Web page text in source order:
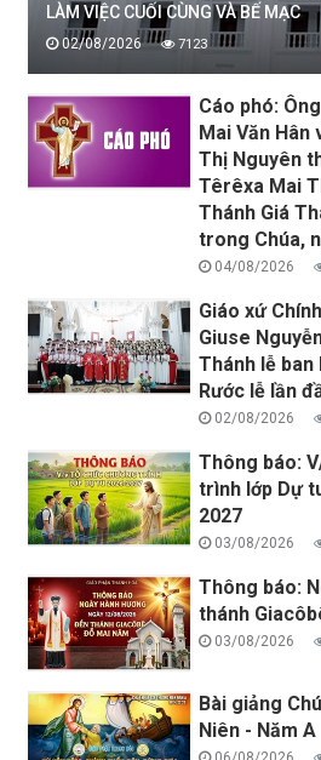
LÀM VIỆC CUỐI CÙNG VÀ BẾ MẠC
02/08/2026 7123
Cáo phó:
Mai Văn Hân
Thị Nguyên
Têrêxa Mai
Thánh Giá
trong Chúa,
04/08/2026
Giáo xứ
Giuse
Thánh lễ
Rước lễ lần
02/08/2026
Thông báo:
trình lớp Dự
2027
03/08/2026
Thông báo:
thánh
03/08/2026
Bài giảng
Niên - Năm A